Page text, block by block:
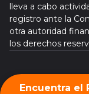
lleva a cabo
registro ante la
otra autoridad
los derechos
Encuentra el